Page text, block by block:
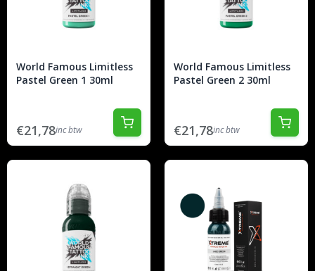
World Famous Limitless
Pastel Green 1 30ml
€21,78inc btw
World Famous Limitless
Pastel Green 2 30ml
€21,78inc btw